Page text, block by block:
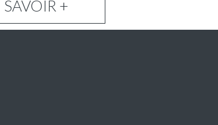
SAVOIR +